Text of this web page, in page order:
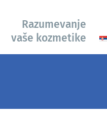
Razumevanje
vaše kozmetike